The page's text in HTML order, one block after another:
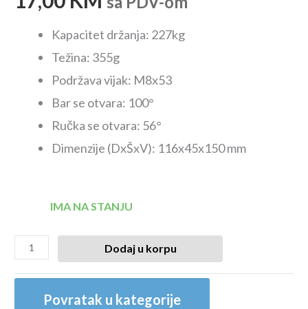
Kapacitet držanja: 227kg
Težina: 355g
Podržava vijak: M8x53
Bar se otvara: 100°
Ručka se otvara: 56°
Dimenzije (DxŠxV): 116x45x150 mm
IMA NA STANJU
Dodaj u korpu
Povratak u kategorije